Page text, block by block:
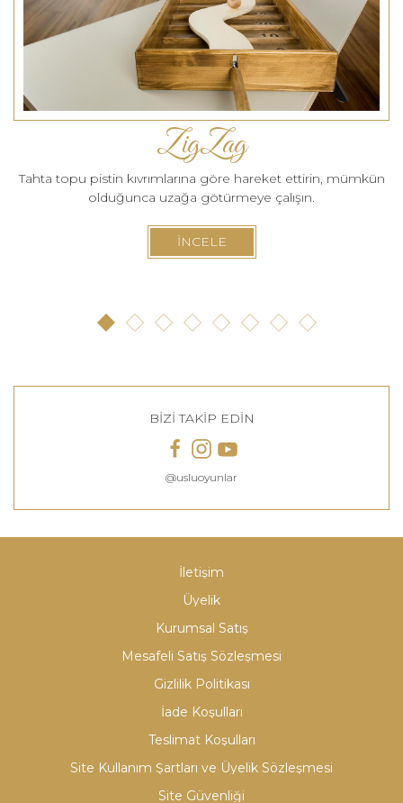
ZigZag
Tahta topu pistin kıvrımlarına göre hareket ettirin, mümkün
olduğunca uzağa götürmeye çalışın.
İNCELE
BİZİ TAKİP EDİN
@usluoyunlar
İletişim
Üyelik
Kurumsal Satış
Mesafeli Satış Sözleşmesi
Gizlilik Politikası
İade Koşulları
Teslimat Koşulları
Site Kullanım Şartları ve Üyelik Sözleşmesi
Site Güvenliği